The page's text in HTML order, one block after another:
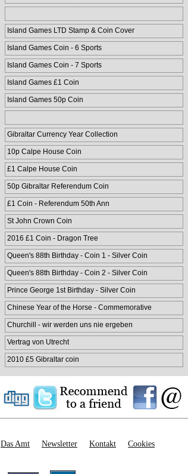
Island Games LTD Stamp & Coin Cover
Island Games Coin - 6 Sports
Island Games Coin - 7 Sports
Island Games £1 Coin
Island Games 50p Coin
Gibraltar Currency Year Collection
10p Calpe House Coin
£1 Calpe House Coin
50p Gibraltar Referendum Coin
£1 Coin - Referendum 50th Ann
St John Crown Coin
2016 £1 Coin - Dragon Tree
Queen's 88th Birthday - Coin 1 - Silver Coin
Queen's 88th Birthday - Coin 2 - Silver Coin
Prince George 1st Birthday - Silver Coin
Chinese Year of the Horse - Commemorative
Churchill - wir werden uns nie ergeben
Vertrag von Utrecht
2010 £5 Gibraltar coin
Das Amt Newsletter Kontakt
Cookies